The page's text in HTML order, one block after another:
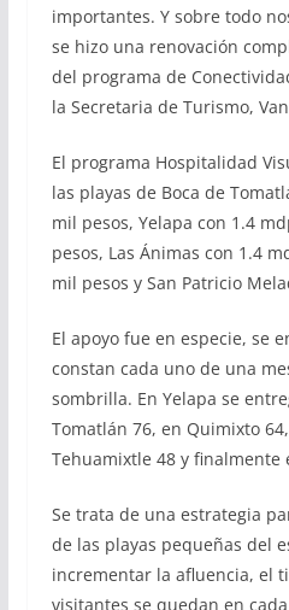
importantes. Y sobre todo
se hizo una renovación
del programa de
la Secretaria de Turismo,
El programa Hospitalidad
las playas de Boca de
mil pesos, Yelapa con 1.4
pesos, Las Ánimas con 1.4
mil pesos y San Patricio
El apoyo fue en especie, se
constan cada uno de una
sombrilla. En Yelapa se
Tomatlán 76, en Quimixto
Tehuamixtle 48 y finalmente
Se trata de una estrategia
de las playas pequeñas del
incrementar la afluencia, el
visitantes se quedan en